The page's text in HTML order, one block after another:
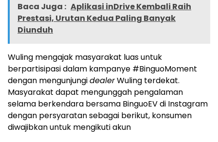
Baca Juga : Aplikasi inDrive Kembali Raih
Prestasi, Urutan Kedua Paling Banyak
Diunduh
Wuling mengajak masyarakat luas untuk
berpartisipasi dalam kampanye #BinguoMoment
dengan mengunjungidealerWuling terdekat.
Masyarakat dapat mengunggah pengalaman
selama berkendara bersama BinguoEV di Instagram
dengan persyaratan sebagai berikut, konsumen
diwajibkan untuk mengikuti akun